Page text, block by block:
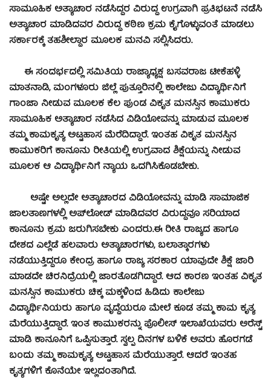
ಸಾಮೂಹಿಕ ಅತ್ಯಾಚಾರ ನಡೆಸಿದ್ದರ ವಿರುದ್ಧ ಉಗ್ರವಾಗಿ ಪ್ರತಿಭಟನೆ ನಡೆಸಿ
ಅತ್ಯಾಚಾರ ಮಾಡಿದವರ ವಿರುದ್ಧ ಕಠಿಣ ಕ್ರಮ ಕೈಗೊಳ್ಳುವಂತೆ ಮಾಡಲು
ಸರ್ಕಾರಕ್ಕೆ ತಹಶೀಲ್ದಾರ ಮೂಲಕ ಮನವಿ ಸಲ್ಲಿಸಿದರು.
ಈ ಸಂದರ್ಭದಲ್ಲಿ ಸಮಿತಿಯ ರಾಜ್ಯಾಧ್ಯಕ್ಷ ಬಸವರಾಜ ಟೀಕೆಹಳ್ಳಿ
ಮಾತನಾಡಿ, ಮಂಗಳೂರು ಜಿಲ್ಲೆ ಪುತ್ತೂರಿನಲ್ಲಿ ಕಾಲೇಜು ವಿದ್ಯಾರ್ಥಿನಿಗೆ
ಗಾಂಜಾ ನೀಡುವ ಮೂಲಕ ಕೆಲ ಪುಂಡ ವಿಕೃತ ಮನಸ್ಸಿನ ಕಾಮುಕರು
ಸಾಮೂಹಿಕ ಅತ್ಯಾಚಾರ ನಡೆಸಿದ ವಿಡಿಯೋವನ್ನು ಮಾಡುವ ಮೂಲಕ
ತಮ್ಮ ಕಾಮಕೃತ್ಯ ಅಟ್ಟಹಾಸ ಮೆರೆದಿದ್ದಾರೆ. ಇಂತಹ ವಿಕೃತ ಮನಸ್ಸಿನ
ಕಾಮುಕರಿಗೆ ಕಾನೂನು ರೀತಿಯಲ್ಲಿ ಉಗ್ರವಾದ ಶಿಕ್ಷೆಯನ್ನು ನೀಡುವ
ಮೂಲಕ ಆ ವಿದ್ಯಾರ್ಥಿನಿಗೆ ನ್ಯಾಯ ಒದಗಿಸಿಕೊಡಬೇಕು.
ಅಷ್ಟೇ ಅಲ್ಲದೇ ಅತ್ಯಾಚಾರದ ವಿಡಿಯೋವನ್ನು ಮಾಡಿ ಸಾಮಾಜಿಕ
ಜಾಲತಾಣಗಳಲ್ಲಿ ಅಪ್‍ಲೋಡ್ ಮಾಡಿದವರ ವಿರುದ್ಧವೂ ಸರಿಯಾದ
ಕಾನೂನು ಕ್ರಮ ಜರುಗಿಸಬೇಕು ಎಂದರು.ಈ ರೀತಿ ರಾಜ್ಯದ ಹಾಗೂ
ದೇಶದ ಎಲ್ಲೆಡೆ ಹಲವಾರು ಅತ್ಯಾಚಾರಗಳು, ಬಲಾತ್ಕಾರಗಳು
ನಡೆಯುತ್ತಿದ್ದರೂ ಕೇಂದ್ರ ಹಾಗೂ ರಾಜ್ಯ ಸರಕಾರ ಯಾವುದೇ ಶಿಕ್ಷೆ ಜಾರಿ
ಮಾಡದೇ ಚಿರನಿದ್ರೆಯಲ್ಲಿ ಜಾರತೊಡಗಿದ್ದಾರೆ. ಆದ ಕಾರಣ ಇಂತಹ ವಿಕೃತ
ಮನಸ್ಸಿನ ಕಾಮುಕರು ಚಿಕ್ಕ ಮಕ್ಕಳಿಂದ ಹಿಡಿದು ಕಾಲೇಜು
ವಿದ್ಯಾರ್ಥಿನಿಯರು ಹಾಗೂ ವೃದ್ಧೆಯರೂ ಮೇಲೆ ಕೂಡ ತಮ್ಮ ಕಾಮ ಕೃತ್ಯ
ಮೆರೆಯುತ್ತಿದ್ದಾರೆ. ಇಂತ ಕಾಮುಕರನ್ನು ಪೊಲೀಸ್ ಇಲಾಖೆಯವರು ಅರೆಸ್ಟ್
ಮಾಡಿ ಕಾನೂನಿಗೆ ಒಪ್ಪಿಸುತ್ತಾರೆ. ಸ್ವಲ್ಪ ದಿನಗಳ ಬಳಿಕೆ ಅವರು ಹೊರಗಡೆ
ಬಂದು ತಮ್ಮ ಕಾಮಕೃತ್ಯ ಅಟ್ಟಹಾಸ ಮೆರೆಯುತ್ತಾರೆ. ಆದರೆ ಇಂತಹ
ಕೃತ್ಯಗಳಿಗೆ ಕೊನೆಯೇ ಇಲ್ಲದಂತಾಗಿದೆ.